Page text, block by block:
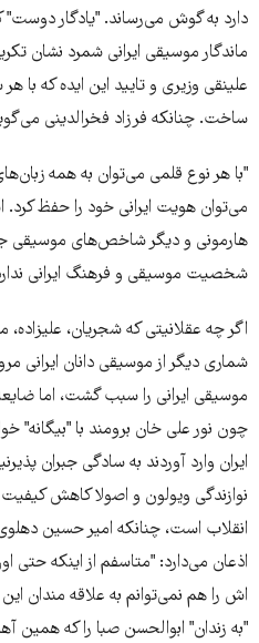
دارد به گوش می‌رساند. "یادگار دوست"
ماندگار موسیقی ایرانی شمرد نشان
علینقی وزیری و تایید این ایده که با
ساخت. چنانکه فرزاد فخرالدینی
"با هر نوع قلمی می‌توان به همه
می‌توان هویت ایرانی خود را حفظ کرد.
هارمونی و دیگر شاخص‌های موسیقی
شخصیت موسیقی و فرهنگ ایرانی
اگر چه عقلانیتی که شجریان،
شماری دیگر از موسیقی دانان ایرانی
موسیقی ایرانی را سبب گشت، اما
چون نور علی خان برومند با "بیگانه"
ایران وارد آوردند به سادگی جبران
نوازندگی ویولون و اصولا کاهش
انقلاب است، چنانکه امیر حسین
اذعان می‌دارد: "متاسفم از اینکه حتی
اش را هم نمی‌توانم به علاقه مندان
"به زندان" ابوالحسن صبا را که همین